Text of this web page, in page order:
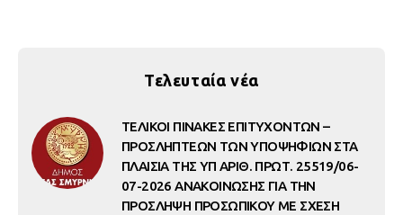
Τελευταία νέα
ΤΕΛΙΚΟΙ ΠΙΝΑΚΕΣ ΕΠΙΤΥΧΟΝΤΩΝ –
ΠΡΟΣΛΗΠΤΕΩΝ ΤΩΝ ΥΠΟΨΗΦΙΩΝ ΣΤΑ
ΠΛΑΙΣΙΑ ΤΗΣ ΥΠ ΑΡΙΘ. ΠΡΩΤ. 25519/06-
07-2026 ΑΝΑΚΟΙΝΩΣΗΣ ΓΙΑ ΤΗΝ
ΠΡΟΣΛΗΨΗ ΠΡΟΣΩΠΙΚΟΥ ΜΕ ΣΧΕΣΗ